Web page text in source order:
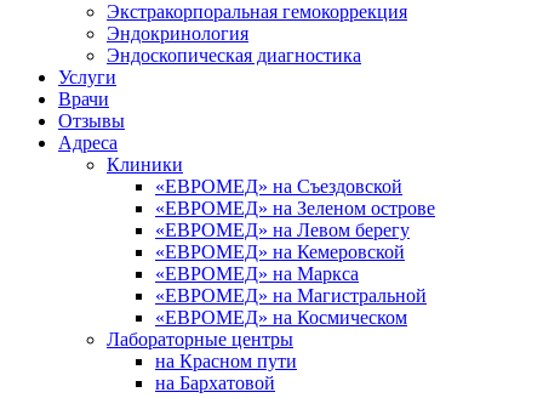
Экстракорпоральная гемокоррекция
Эндокринология
Эндоскопическая диагностика
Услуги
Врачи
Отзывы
Адреса
Клиники
«ЕВРОМЕД» на Съездовской
«ЕВРОМЕД» на Зеленом острове
«ЕВРОМЕД» на Левом берегу
«ЕВРОМЕД» на Кемеровской
«ЕВРОМЕД» на Маркса
«ЕВРОМЕД» на Магистральной
«ЕВРОМЕД» на Космическом
Лабораторные центры
на Красном пути
на Бархатовой